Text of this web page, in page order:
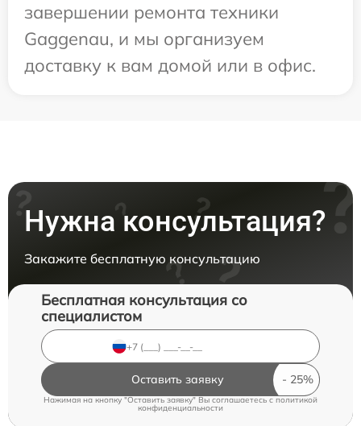
завершении ремонта техники
Gaggenau, и мы организуем
доставку к вам домой или в офис.
Нужна консультация?
Закажите бесплатную консультацию
Бесплатная консультация со
специалистом
Оставить заявку
Нажимая на кнопку "Оставить заявку" Вы соглашаетесь c политикой
конфиденциальности